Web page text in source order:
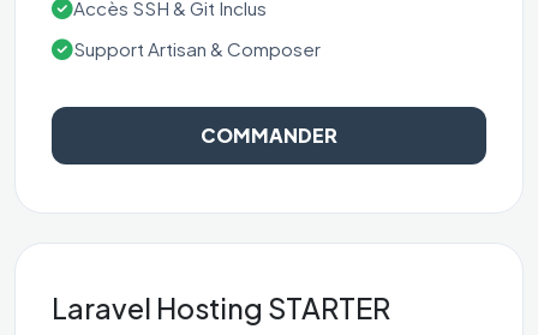
Accès SSH & Git Inclus
Support Artisan & Composer
COMMANDER
Laravel Hosting STARTER